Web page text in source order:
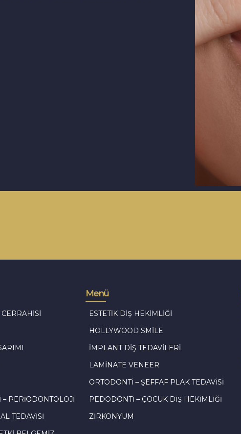
– PERIODONTOLOJI
TEDAVISI
Menü
ESTETIK DIŞ HEKIMLIĞI
HOLLYWOOD SMILE
İMPLANT DIŞ TEDAVILERI
LAMINATE VENEER
ORTODONTI – ŞEFFAF PLAK TEDAVISI
PEDODONTI – ÇOCUK DIŞ HEKIMLIĞI
ZIRKONYUM